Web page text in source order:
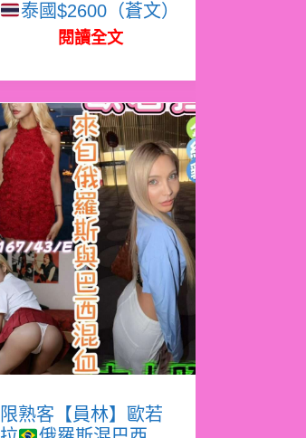
泰國$2600（蒼文）
閱讀全文
限熟客【員林】歐若